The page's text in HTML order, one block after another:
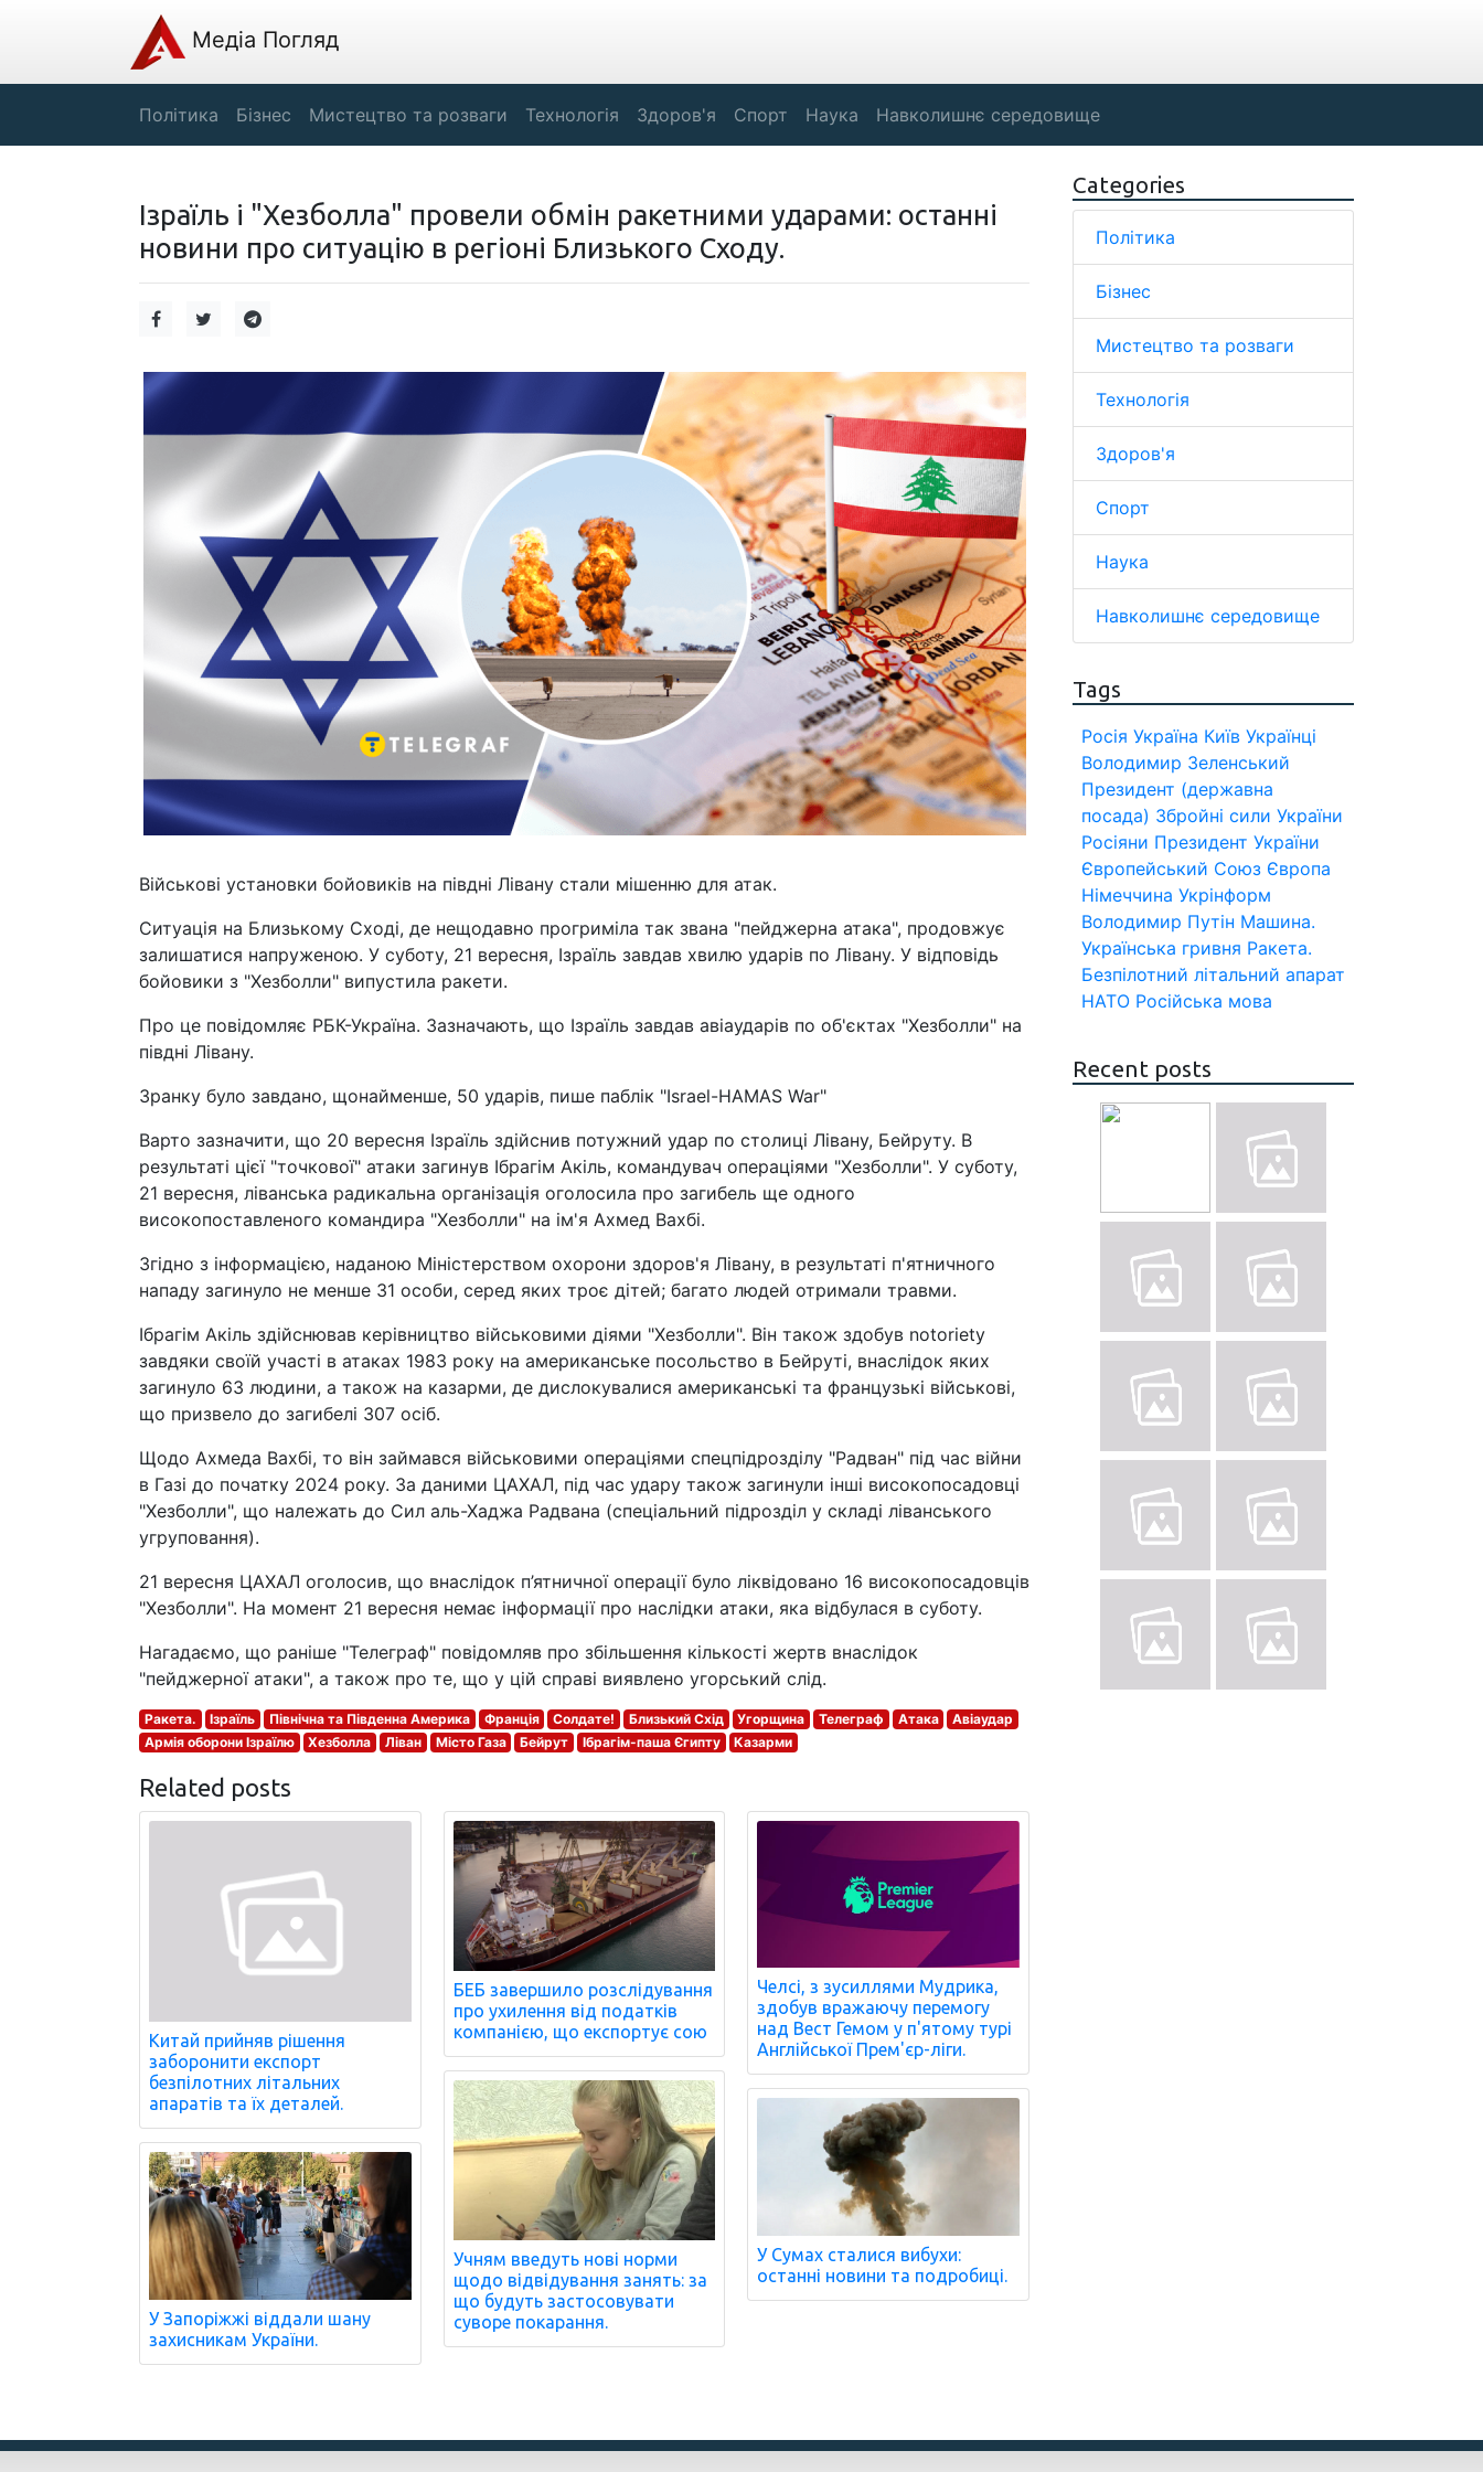
Медіа Погляд
Політика Бізнес Мистецтво та розваги Технологія Здоров'я Спорт Наука Навколишнє середовище
Ізраїль і "Хезболла" провели обмін ракетними ударами: останні
новини про ситуацію в регіоні Близького Сходу.
Військові установки бойовиків на півдні Лівану стали мішенню для атак.
Ситуація на Близькому Сході, де нещодавно прогриміла так звана "пейджерна атака", продовжує
залишатися напруженою. У суботу, 21 вересня, Ізраїль завдав хвилю ударів по Лівану. У відповідь
бойовики з "Хезболли" випустила ракети.
Про це повідомляє РБК-Україна. Зазначають, що Ізраїль завдав авіаударів по об'єктах "Хезболли" на
півдні Лівану.
Зранку було завдано, щонайменше, 50 ударів, пише паблік "Israel-HAMAS War"
Варто зазначити, що 20 вересня Ізраїль здійснив потужний удар по столиці Лівану, Бейруту. В
результаті цієї "точкової" атаки загинув Ібрагім Акіль, командувач операціями "Хезболли". У суботу,
21 вересня, ліванська радикальна організація оголосила про загибель ще одного
високопоставленого командира "Хезболли" на ім'я Ахмед Вахбі.
Згідно з інформацією, наданою Міністерством охорони здоров'я Лівану, в результаті п'ятничного
нападу загинуло не менше 31 особи, серед яких троє дітей; багато людей отримали травми.
Ібрагім Акіль здійснював керівництво військовими діями "Хезболли". Він також здобув notoriety
завдяки своїй участі в атаках 1983 року на американське посольство в Бейруті, внаслідок яких
загинуло 63 людини, а також на казарми, де дислокувалися американські та французькі військові,
що призвело до загибелі 307 осіб.
Щодо Ахмеда Вахбі, то він займався військовими операціями спецпідрозділу "Радван" під час війни
в Газі до початку 2024 року. За даними ЦАХАЛ, під час удару також загинули інші високопосадовці
"Хезболли", що належать до Сил аль-Хаджа Радвана (спеціальний підрозділ у складі ліванського
угруповання).
21 вересня ЦАХАЛ оголосив, що внаслідок п’ятничної операції було ліквідовано 16 високопосадовців
"Хезболли". На момент 21 вересня немає інформації про наслідки атаки, яка відбулася в суботу.
Нагадаємо, що раніше "Телеграф" повідомляв про збільшення кількості жертв внаслідок
"пейджерної атаки", а також про те, що у цій справі виявлено угорський слід.
Ракета. Ізраїль Північна та Південна Америка Франція Солдате! Близький Схід Угорщина Телеграф Атака
Авіаудар
Армія оборони Ізраїлю
Хезболла Ліван Місто Газа Бейрут Ібрагім-паша Єгипту Казарми
Related posts
Китай прийняв рішення
заборонити експорт
безпілотних літальних
апаратів та їх деталей.
У Запоріжжі віддали шану
захисникам України.
БЕБ завершило розслідування
про ухилення від податків
компанією, що експортує сою
Учням введуть нові норми
щодо відвідування занять: за
що будуть застосовувати
суворе покарання.
Челсі, з зусиллями Мудрика,
здобув вражаючу перемогу
над Вест Гемом у п'ятому турі
Англійської Прем'єр-ліги.
У Сумах сталися вибухи:
останні новини та подробиці.
Categories
Політика
Бізнес
Мистецтво та розваги
Технологія
Здоров'я
Спорт
Наука
Навколишнє середовище
Tags
Росія Україна Київ Українці
Володимир Зеленський
Президент (державна
посада) Збройні сили України
Росіяни Президент України
Європейський Союз Європа
Німеччина Укрінформ
Володимир Путін Машина.
Українська гривня Ракета.
Безпілотний літальний апарат
НАТО Російська мова
Recent posts